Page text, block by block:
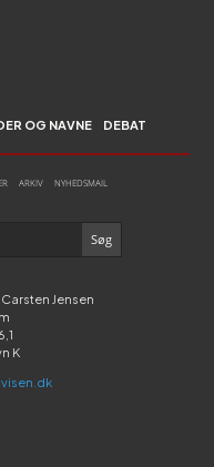
OG NAVNE DEBAT
ARKIV NYHEDSMAIL
Jensen
K